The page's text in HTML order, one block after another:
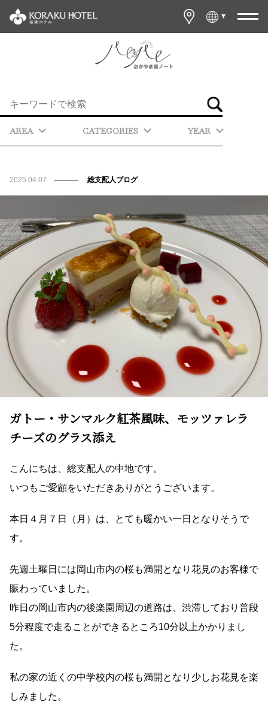
AREA CATEGORIES YEAR
2025.04.07 総支配人ブログ
ガトー・サンマルク紅茶風味、モッツァレラ
チーズのグラス添え
こんにちは、総支配人の中地です。
いつもご愛顧をいただきありがとうございます。
本日４月７日（月）は、とても暖かい一日となりそうで
す。
先週土曜日には岡山市内の桜も満開となり花見のお客様で
賑わっていました。
昨日の岡山市内の後楽園周辺の道路は、渋滞しており普段
5分程度で走ることができるところ10分以上かかりまし
た。
私の家の近くの中学校内の桜も満開となり少しお花見を楽
しみました。